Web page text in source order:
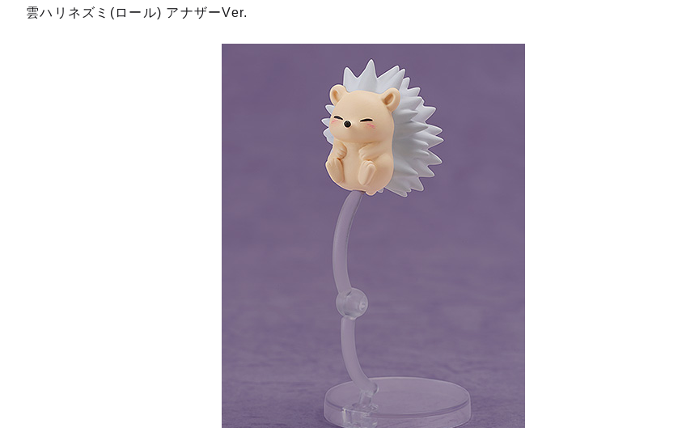
雲ハリネズミ(ロール) アナザーVer.